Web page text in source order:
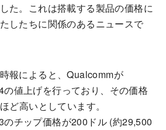
た。これは搭載する製品の価格に
したちに関係のあるニュースで
報によると、Qualcommが
値上げを行っており、その価格
ど高いとしています。
チップ価格が200ドル (約29,500